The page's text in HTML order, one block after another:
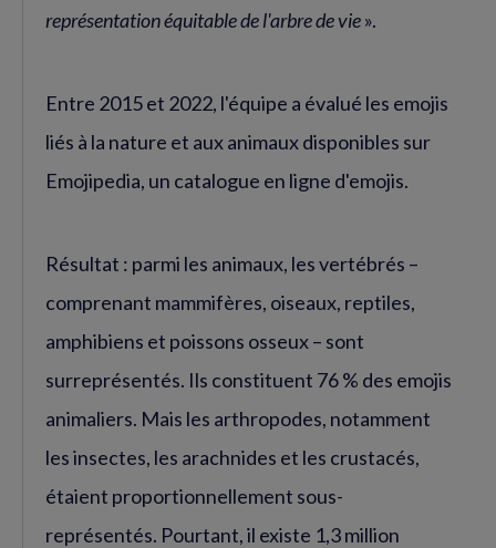
représentation équitable de l'arbre de vie».
Entre 2015 et 2022, l'équipe a évalué les emojis
liés à la nature et aux animaux disponibles sur
Emojipedia, un catalogue en ligne d'emojis.
Résultat : parmi les animaux, les vertébrés –
comprenant mammifères, oiseaux, reptiles,
amphibiens et poissons osseux – sont
surreprésentés. Ils constituent 76 % des emojis
animaliers. Mais les arthropodes, notamment
les insectes, les arachnides et les crustacés,
étaient proportionnellement sous-
représentés. Pourtant, il existe 1,3 million